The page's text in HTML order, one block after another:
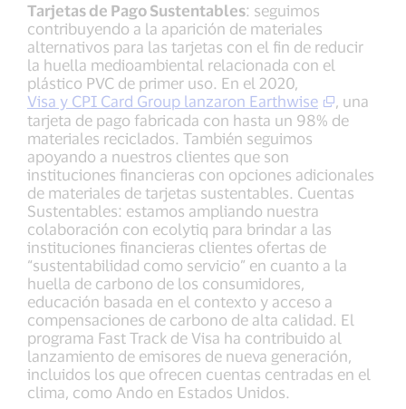
Tarjetas de Pago Sustentables: seguimos
contribuyendo a la aparición de materiales
alternativos para las tarjetas con el fin de reducir
la huella medioambiental relacionada con el
plástico PVC de primer uso. En el 2020,
Visa y CPI Card Group lanzaron Earthwise
, una
tarjeta de pago fabricada con hasta un 98% de
materiales reciclados. También seguimos
apoyando a nuestros clientes que son
instituciones financieras con opciones adicionales
de materiales de tarjetas sustentables. Cuentas
Sustentables: estamos ampliando nuestra
colaboración con ecolytiq para brindar a las
instituciones financieras clientes ofertas de
“sustentabilidad como servicio” en cuanto a la
huella de carbono de los consumidores,
educación basada en el contexto y acceso a
compensaciones de carbono de alta calidad. El
programa Fast Track de Visa ha contribuido al
lanzamiento de emisores de nueva generación,
incluidos los que ofrecen cuentas centradas en el
clima, como Ando en Estados Unidos.